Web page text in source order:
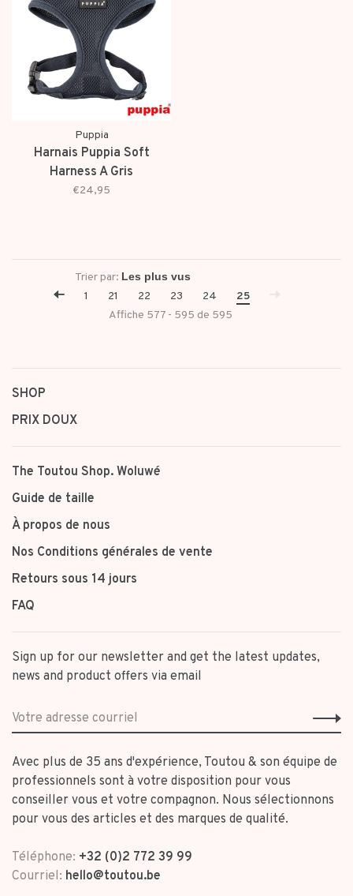
Puppia
Harnais Puppia Soft
Harness A Gris
€24,95
Trier par:
1
21 22 23 24
25
Affiche 577 - 595 de 595
SHOP
PRIX DOUX
The Toutou Shop. Woluwé
Guide de taille
À propos de nous
Nos Conditions générales de vente
Retours sous 14 jours
FAQ
Sign up for our newsletter and get the latest updates,
news and product offers via email
Avec plus de 35 ans d'expérience, Toutou & son équipe de
professionnels sont à votre disposition pour vous
conseiller vous et votre compagnon. Nous sélectionnons
pour vous des articles et des marques de qualité.
Téléphone: +32 (0)2 772 39 99
Courriel: hello@toutou.be